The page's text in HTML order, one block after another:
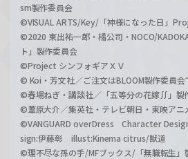
sm製作委員会
©VISUAL ARTS/Key/「神様になった日」
©2020 東出祐一郎・橘公司・NOCO/
ト」製作委員会
©Project シンフォギアＸＶ
© Koi・芳文社／ご注文はBLOOM製作委員会
©春場ねぎ・講談社／「五等分の花嫁∬」製
©葦原大介／集英社・テレビ朝日・東映アニ
©VANGUARD overDress Character
sign:伊藤彰 illust:Kinema citrus/獣道
©理不尽な孫の手/MFブックス/「無職転生」